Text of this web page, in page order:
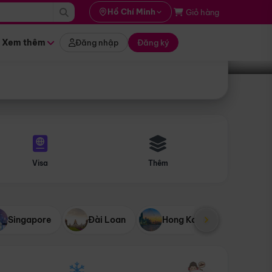
Hồ Chí Minh Giỏ hàng
Xem thêm Đăng nhập Đăng ký
Tìm tour
Visa Thêm
Singapore Đài Loan Hong Kong